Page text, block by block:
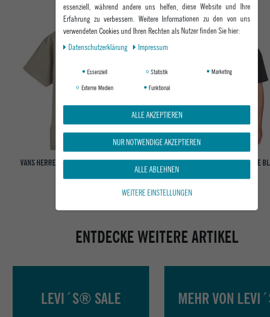
VANS HERREN T-SHIRT LEFT CHEST LOGO TEE VOLCOM HERREN T-SHIRT CIRCLE
ENTDECKE WEITERE ARTIKEL
LEVI´S® SALE MEHR VON
essenziell, während andere uns helfen, diese Website und Ihre
Erfahrung zu verbessern. Weitere Informationen zu den von uns
verwendeten Cookies und Ihren Rechten als Nutzer finden Sie hier:
Daten­schutz­erklärung
Impressum
Essenziell Statistik
Marketing
Externe Medien
Funktional
ALLE AKZEPTIEREN
NUR NOTWENDIGE AKZEPTIEREN
ALLE ABLEHNEN
WEITERE EINSTELLUNGEN